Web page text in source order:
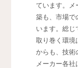
ています。メ
築も、市場で
います。総じ
取り巻く環境
からも、技術
メーカー各